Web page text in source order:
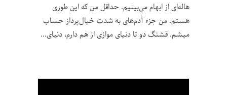
هاله‌ای از ابهام می‌بینیم. حداقل من که این طوری
هستم. من جزء آدم‌های به شدت خیال‌پرداز حساب
میشم. قشنگ دو تا دنیای موازی از هم دارم، دنیای